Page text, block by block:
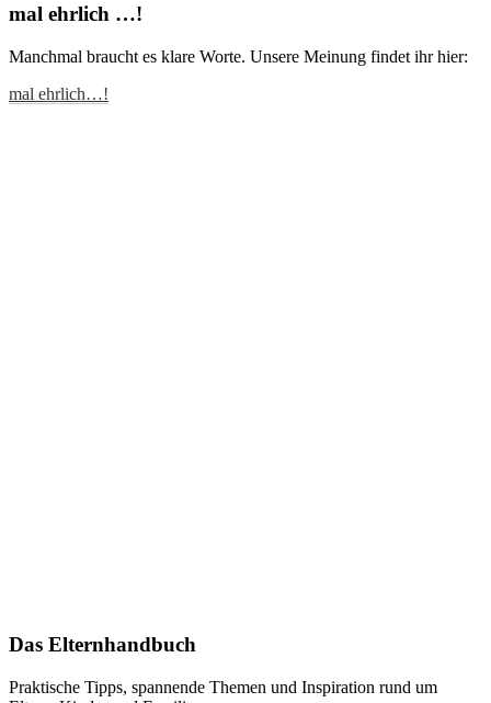
mal ehrlich …!
Manchmal braucht es klare Worte. Unsere Meinung findet ihr hier:
mal ehrlich…!
Das Elternhandbuch
Praktische Tipps, spannende Themen und Inspiration rund um